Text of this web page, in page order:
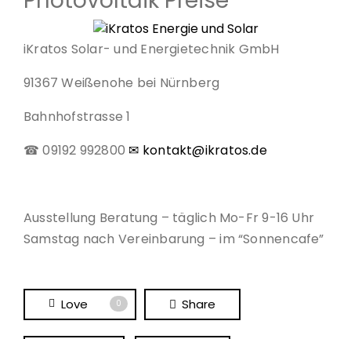
iKratos Solar- und Energietechnik GmbH
91367 Weißenohe bei Nürnberg
Bahnhofstrasse 1
☎ 09192 992800 ✉ kontakt@ikratos.de
Ausstellung Beratung – täglich Mo-Fr 9-16 Uhr
Samstag nach Vereinbarung – im “Sonnencafe”
Love 0 Share